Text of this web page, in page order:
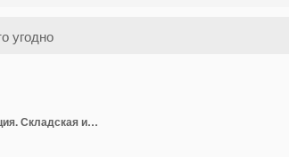
Страница ошибок в плоском стиле. Векторная иллюстрация. Складская иллюстрация.